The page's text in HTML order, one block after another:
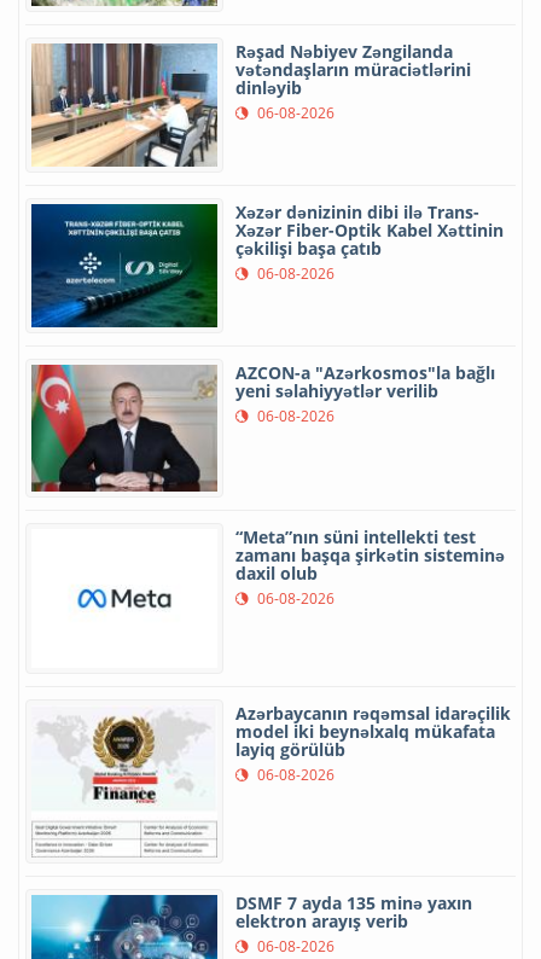
Rəşad Nəbiyev Zəngilanda
vətəndaşların müraciətlərini
dinləyib
06-08-2026
Xəzər dənizinin dibi ilə Trans-
Xəzər Fiber-Optik Kabel Xəttinin
çəkilişi başa çatıb
06-08-2026
AZCON-a "Azərkosmos"la bağlı
yeni səlahiyyətlər verilib
06-08-2026
“Meta”nın süni intellekti test
zamanı başqa şirkətin sisteminə
daxil olub
06-08-2026
Azərbaycanın rəqəmsal idarəçilik
model iki beynəlxalq mükafata
layiq görülüb
06-08-2026
DSMF 7 ayda 135 minə yaxın
elektron arayış verib
06-08-2026